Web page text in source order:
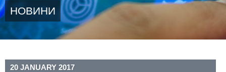
НОВИНИ
20 JANUARY 2017